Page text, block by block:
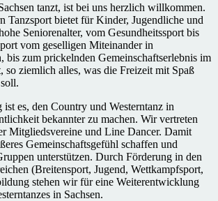
tanzt, ist bei uns herzlich willkommen.
Tanzsport bietet für Kinder, Jugendliche und
Seniorenalter, vom Gesundheitssport bis
vom geselligen Miteinander in
bis zum prickelnden Gemeinschaftserlebnis im
so ziemlich alles, was die Freizeit mit Spaß
es, den Country und Westerntanz in
bekannter zu machen. Wir vertreten
Mitgliedsvereine und Line Dancer. Damit
Gemeinschaftsgefühl schaffen und
unterstützen. Durch Förderung in den
(Breitensport, Jugend, Wettkampfsport,
stehen wir für eine Weiterentwicklung
in Sachsen.